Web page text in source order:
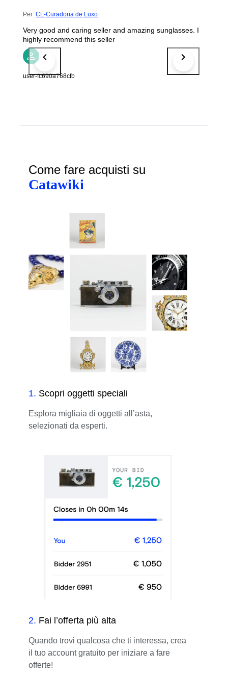
Per CL-Curadoria de Luxo
Very good and caring seller and amazing sunglasses. I
highly recommend this seller
user-fc690a768cfb
Come fare acquisti su
Catawiki
1. Scopri oggetti speciali
Esplora migliaia di oggetti all’asta,
selezionati da esperti.
2. Fai l’offerta più alta
Quando trovi qualcosa che ti interessa, crea
il tuo account gratuito per iniziare a fare
offerte!